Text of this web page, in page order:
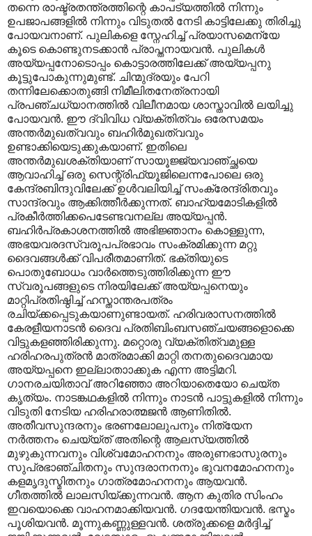
തന്നെ രാഷ്ട്രതന്ത്രത്തിന്റെ കാപട്യത്തിൽ നിന്നും
ഉപജാപങ്ങളിൽ നിന്നും വിടുതൽ നേടി കാട്ടിലേക്കു തിരിച്ചു
പോയവനാണ്. പുലികളെ സ്നേഹിച്ച് പ്രയാസമെന്യേ
കൂടെ കൊണ്ടുനടക്കാൻ പ്രാപ്തനായവൻ. പുലികൾ
അയ്യപ്പനോടൊപ്പം കൊട്ടാരത്തിലേക്ക് അയ്യപ്പനു
കൂട്ടുപോകുന്നുമുണ്ട്. ചിന്മുദ്രയും പേറി
തന്നിലേക്കൊതുങ്ങി നിമീലിതനേത്രനായി
പ്രപഞ്ചധ്യാനത്തിൽ വിലീനമായ ശാസ്താവിൽ ലയിച്ചു
പോയവൻ. ഈ ദ്വിവിധ വ്യക്തിത്വം ഒരേസമയം
അന്തർമുഖത്വവും ബഹിർമുഖത്വവും
ഉണ്ടാക്കിയെടുക്കുകയാണ്. ഇതിലെ
അന്തർമുഖശക്തിയാണ് സായൂജ്ജ്യവാഞ്ച്ഛയെ
ആവാഹിച്ച് ഒരു സെന്റ്രിഫ്യൂജിലെന്നപോലെ ഒരു
കേന്ദ്രബിന്ദുവിലേക്ക് ഉൾവലിയിച്ച് സംക്രേന്ദ്രിതവും
സാന്ദ്രവും ആക്കിത്തീർക്കുന്നത്. ബാഹ്യമോടികളിൽ
പ്രകീർത്തിക്കപെടേണ്ടവനല്ല അയ്യപ്പൻ.
ബഹിർപ്രകാശനത്തിൽ അഭിജ്ഞാനം കൊള്ളുന്ന,
അഭയവരദസ്വരൂപപ്രഭാവം സംക്രമിക്കുന്ന മറ്റു
ദൈവങ്ങൾക്ക് വിപരീതമാണിത്. ഭക്തിയുടെ
പൊതുബോധം വാർത്തെടുത്തിരിക്കുന്ന ഈ
സ്വരൂപങ്ങളുടെ നിരയിലേക്ക് അയ്യപ്പനെയും
മാറ്റിപ്രതിഷ്ഠിച്ച് ഹസ്താന്തരപത്രം
രചിയ്ക്കപ്പെടുകയാണുണ്ടായത്. ഹരിവരാസനത്തിൽ
കേരളീയനാടൻ ദൈവ പ്രതിബിംബസഞ്ചയങ്ങളൊക്കെ
വിട്ടുകളഞ്ഞിരിക്കുന്നു. മറ്റൊരു വ്യക്തിത്വമുള്ള
ഹരിഹരപുത്രൻ മാത്രമാക്കി മാറ്റി തനതുദൈവമായ
അയ്യപ്പനെ ഇല്ലാതാ‍ാക്കുക എന്ന അട്ടിമറി.
ഗാനരചയിതാവ് അറിഞ്ഞോ അറിയാതെയോ ചെയ്ത
കൃത്യം. നാടങ്കഥകളിൽ നിന്നും നാടൻ പാട്ടുകളിൽ നിന്നും
വിടുതി നേടിയ ഹരിഹരാത്മജൻ ആണിതിൽ.
അതീവസുന്ദരനും ഭരണലോലുപനും നിത്യേന
നർത്തനം ചെയ്യ്ത് അതിന്റെ ആലസ്യത്തിൽ
മുഴുകുന്നവനും വിശ്വമോഹനനും അരുണഭാസുരനും
സുപ്രഭാഞ്ചിതനും സുന്ദരാനനനും ഭുവനമോഹനനും
കളമൃദുസ്മിതനും ഗാത്രമോഹനനും ആയവൻ.
ഗീതത്തിൽ ലാലസിയ്ക്കുന്നവൻ. ആന കുതിര സിംഹം
ഇവയൊക്കെ വാഹനമാക്കിയവൻ. ഗദയേന്തിയവൻ. ഭസ്മം
പൂശിയവൻ. മൂന്നുകണ്ണുള്ളവൻ. ശത്രുക്കളെ മർദ്ദിച്ച്